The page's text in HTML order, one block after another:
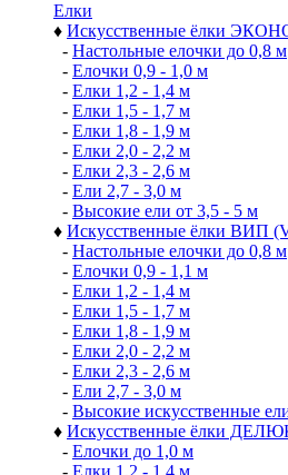
Елки
♦ Искусственные ёлки
- Настольные елочки до 0,8 м
- Елочки 0,9 - 1,0 м
- Елки 1,2 - 1,4 м
- Елки 1,5 - 1,7 м
- Елки 1,8 - 1,9 м
- Елки 2,0 - 2,2 м
- Елки 2,3 - 2,6 м
- Ели 2,7 - 3,0 м
- Высокие ели от 3,5 - 5 м
♦ Искусственные ёлки ВИП
- Настольные елочки до 0,8 м
- Елочки 0,9 - 1,1 м
- Елки 1,2 - 1,4 м
- Елки 1,5 - 1,7 м
- Елки 1,8 - 1,9 м
- Елки 2,0 - 2,2 м
- Елки 2,3 - 2,6 м
- Ели 2,7 - 3,0 м
- Высокие искусственные
♦ Искусственные ёлки
- Елочки до 1,0 м
- Елки 1,2 - 1,4 м